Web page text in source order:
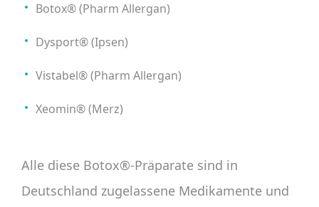
Botox® (Pharm Allergan)
Dysport® (Ipsen)
Vistabel® (Pharm Allergan)
Xeomin® (Merz)
Alle diese Botox®-Präparate sind in
Deutschland zugelassene Medikamente und